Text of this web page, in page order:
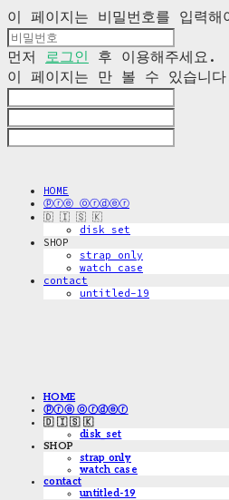
이 페이지는 비밀번호를 입력
먼저 로그인 후 이용해주세요.
이 페이지는 만 볼 수 있습니
HOME
ⓟⓡⓔ ⓞⓡⓓⓔⓡ
🇩 🇮 🇸 🇰
disk_set
SHOP
strap only
watch case
contact
untitled-19
HOME
ⓟⓡⓔ ⓞⓡⓓⓔⓡ
🇩 🇮 🇸 🇰
disk_set
SHOP
strap only
watch case
contact
untitled-19